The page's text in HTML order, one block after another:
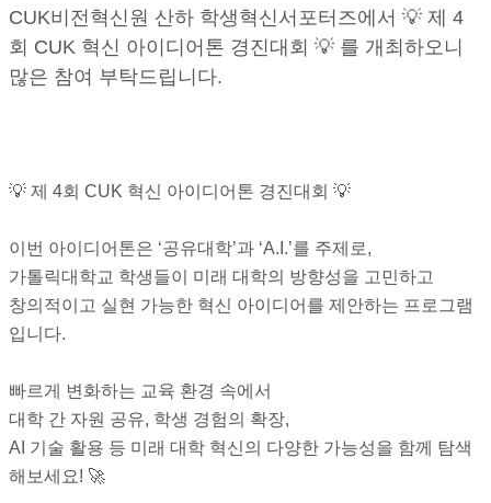
CUK비전혁신원 산하 학생혁신서포터즈에서 💡 제 4
회 CUK 혁신 아이디어톤 경진대회 💡 를 개최하오니
많은 참여 부탁드립니다.
💡 제 4회 CUK 혁신 아이디어톤 경진대회 💡
이번 아이디어톤은 ‘공유대학’과 ‘A.I.’를 주제로,
가톨릭대학교 학생들이 미래 대학의 방향성을 고민하고
창의적이고 실현 가능한 혁신 아이디어를 제안하는 프로그램
입니다.
빠르게 변화하는 교육 환경 속에서
대학 간 자원 공유, 학생 경험의 확장,
AI 기술 활용 등 미래 대학 혁신의 다양한 가능성을 함께 탐색
해보세요! 🚀